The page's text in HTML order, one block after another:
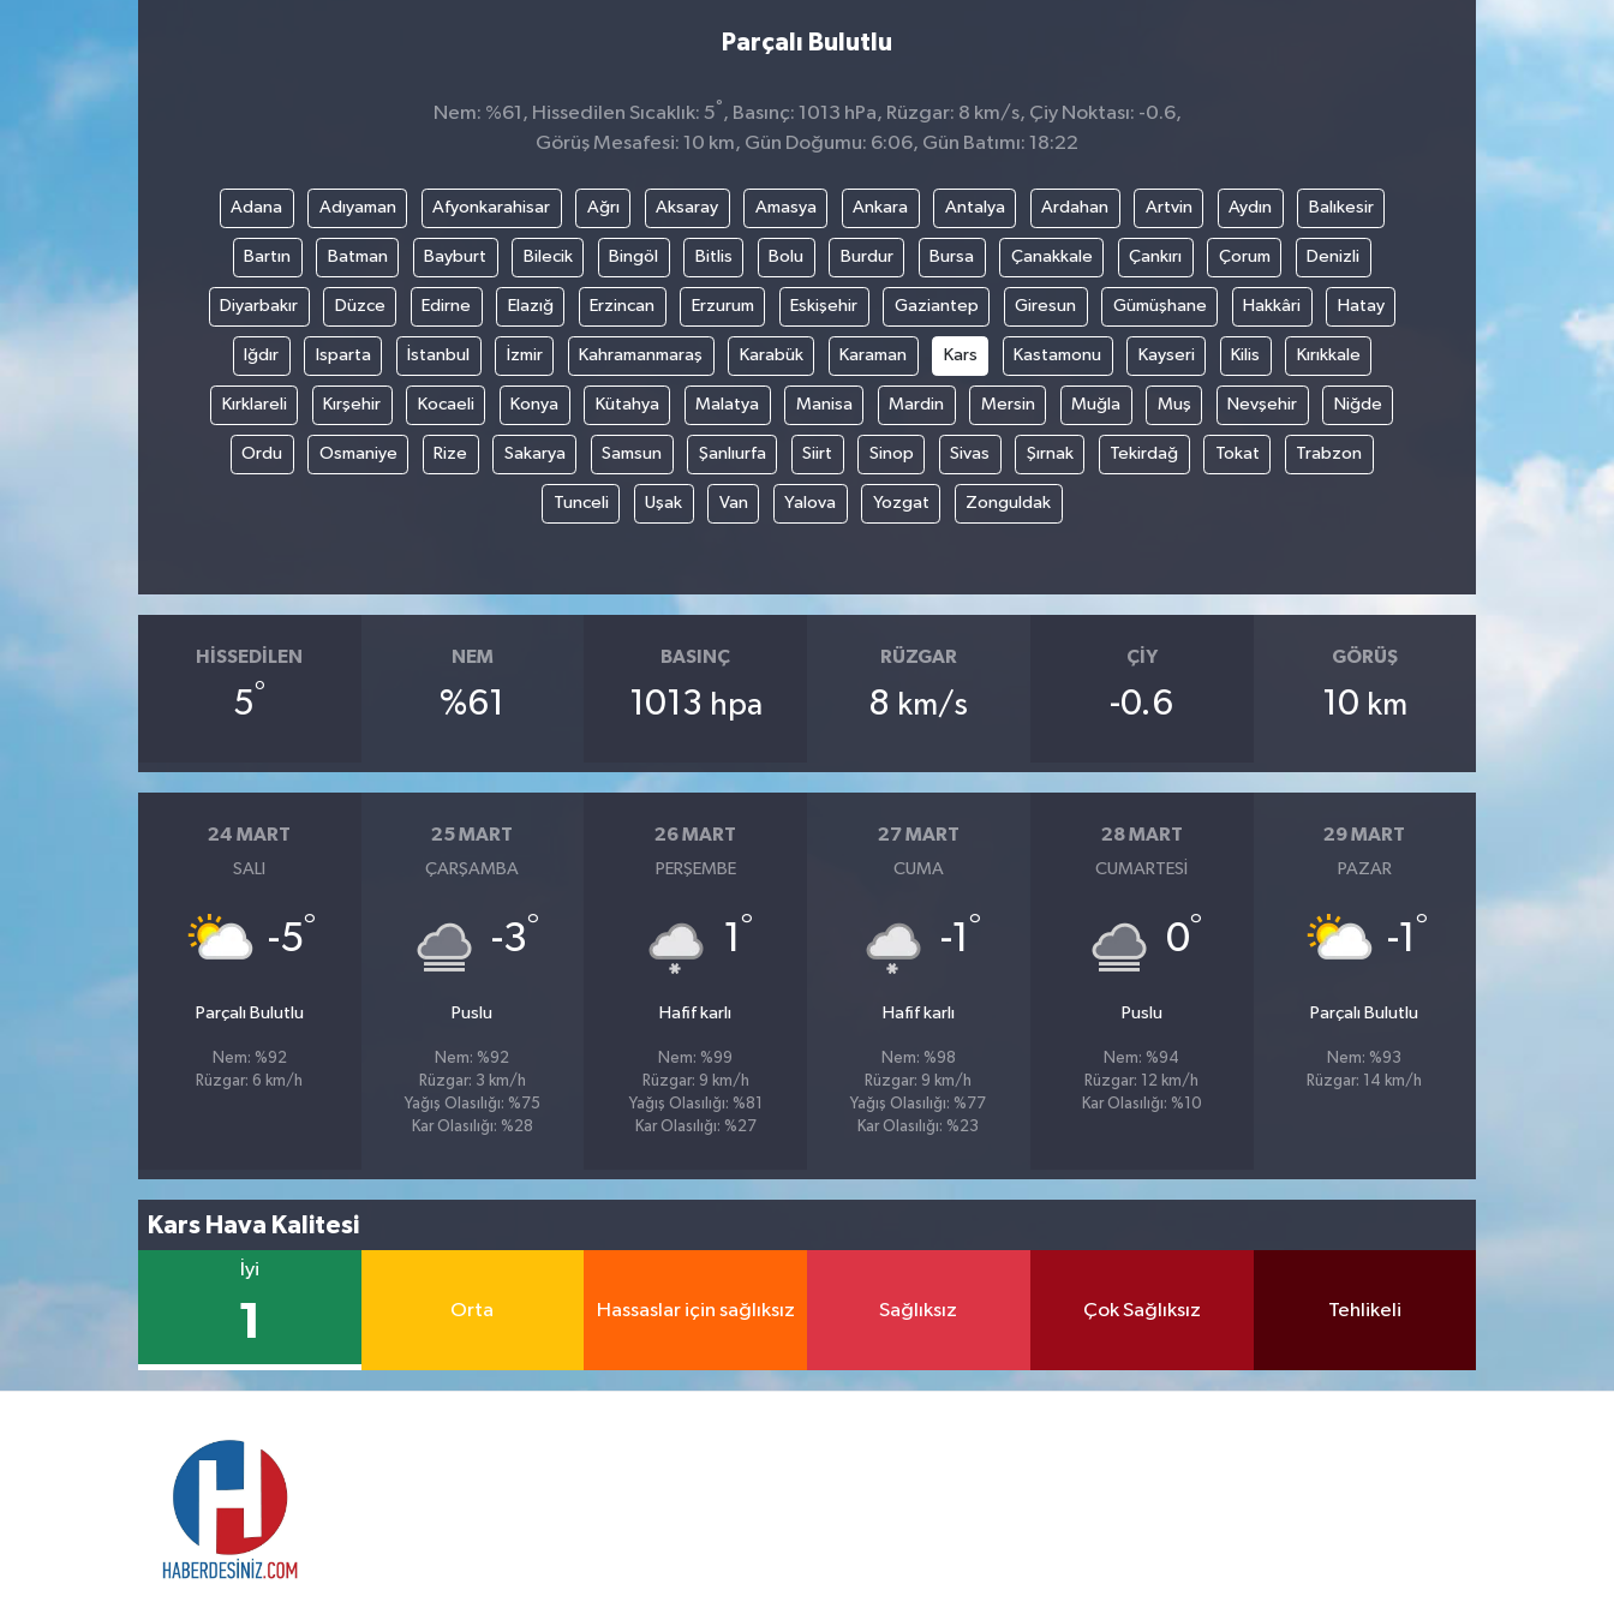
Parçalı Bulutlu
Nem: %61, Hissedilen Sıcaklık: 5° , Basınç: 1013 hPa, Rüzgar: 8 km/s, Çiy Noktası: -0.6,
Görüş Mesafesi: 10 km, Gün Doğumu: 6:06, Gün Batımı: 18:22
Adana Adıyaman Afyonkarahisar Ağrı Aksaray Amasya Ankara Antalya Ardahan Artvin Aydın Balıkesir
Bartın Batman Bayburt Bilecik Bingöl Bitlis Bolu Burdur Bursa Çanakkale Çankırı Çorum Denizli
Diyarbakır Düzce Edirne Elazığ Erzincan Erzurum Eskişehir Gaziantep Giresun Gümüşhane Hakkâri Hatay
Iğdır Isparta İstanbul İzmir Kahramanmaraş Karabük Karaman Kars Kastamonu Kayseri Kilis Kırıkkale
Kırklareli Kırşehir Kocaeli Konya Kütahya Malatya Manisa Mardin Mersin Muğla Muş Nevşehir Niğde
Ordu Osmaniye Rize Sakarya Samsun Şanlıurfa Siirt Sinop Sivas Şırnak Tekirdağ Tokat Trabzon
Tunceli Uşak Van Yalova Yozgat Zonguldak
HISSEDILEN
5°
NEM
%61
BASINÇ
1013 hpa
RÜZGAR
8 km/s
ÇIY
-0.6
GÖRÜŞ
10 km
24 MART
SALI
-5°
Parçalı Bulutlu
Nem: %92
Rüzgar: 6 km/h
25 MART
ÇARŞAMBA
-3°
Puslu
Nem: %92
Rüzgar: 3 km/h
Yağış Olasılığı: %75
Kar Olasılığı: %28
26 MART
PERŞEMBE
1 °
Hafif karlı
Nem: %99
Rüzgar: 9 km/h
Yağış Olasılığı: %81
Kar Olasılığı: %27
27 MART
CUMA
-1 °
Hafif karlı
Nem: %98
Rüzgar: 9 km/h
Yağış Olasılığı: %77
Kar Olasılığı: %23
28 MART
CUMARTESI
0°
Puslu
Nem: %94
Rüzgar: 12 km/h
Kar Olasılığı: %10
29 MART
PAZAR
-1 °
Parçalı Bulutlu
Nem: %93
Rüzgar: 14 km/h
Kars Hava Kalitesi
İyi
1 Orta Hassaslar için sağlıksız Sağlıksız Çok Sağlıksız Tehlikeli